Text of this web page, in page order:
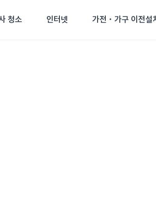
청소 인터넷 가전・가구 이전설